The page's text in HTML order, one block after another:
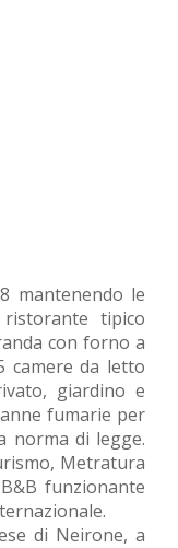
mantenendo le
tipico
con forno a
camere da letto
giardino e
fumarie per
norma di legge.
Metratura
funzionante
di Neirone, a